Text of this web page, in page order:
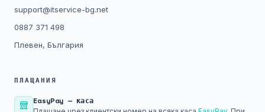
Блог
support@itservice-bg.net
0887 371 498
Плевен, България
ПЛАЩАНИЯ
EasyPay — каса